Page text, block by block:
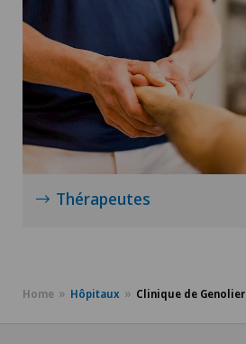
Thérapeutes
Home Hôpitaux Clinique de Genolier